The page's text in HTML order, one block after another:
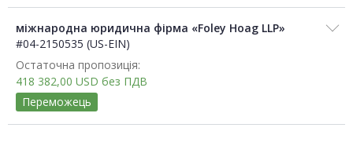
міжнародна юридична фірма «Foley Hoag LLP»
#04-2150535 (US-EIN)
Остаточна пропозиція:
418 382,00 USD без ПДВ
Переможець